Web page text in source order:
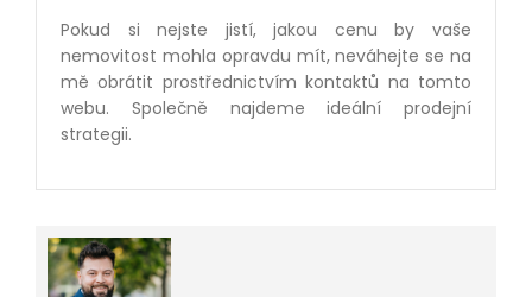
Pokud si nejste jistí, jakou cenu by vaše
nemovitost mohla opravdu mít, neváhejte se na
mě obrátit prostřednictvím kontaktů na tomto
webu. Společně najdeme ideální prodejní
strategii.